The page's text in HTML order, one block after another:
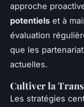
approche
potentiels et à
évaluation
que les
actuelles.
Cultiver la
Les stratégies